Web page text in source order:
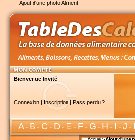
Ajout d'une photo Aliment
Bienvenue Invité
Connexion| Inscription| Pass perdu ?
A-B-C-D-E-F-G-H-I-J-